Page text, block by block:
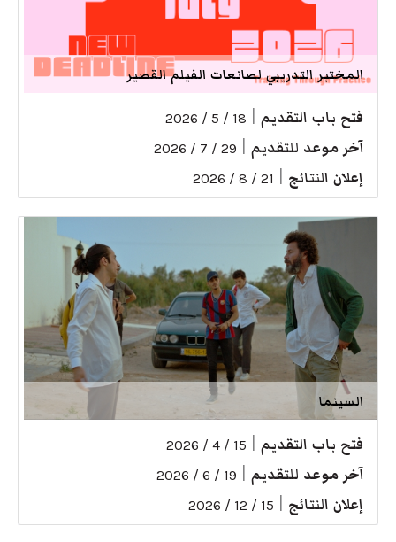
المختبر التدريبي لصانعات الفيلم القصير
فتح باب التقديم 18 / 5 / 2026
آخر موعد للتقديم 29 / 7 / 2026
إعلان النتائج 21 / 8 / 2026
السينما
فتح باب التقديم 15 / 4 / 2026
آخر موعد للتقديم 19 / 6 / 2026
إعلان النتائج 15 / 12 / 2026